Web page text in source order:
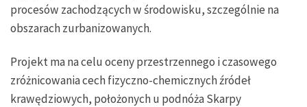
procesów zachodzących w środowisku, szczególnie na
obszarach zurbanizowanych.
Projekt ma na celu oceny przestrzennego i czasowego
zróżnicowania cech fizyczno-chemicznych źródeł
krawędziowych, położonych u podnóża Skarpy